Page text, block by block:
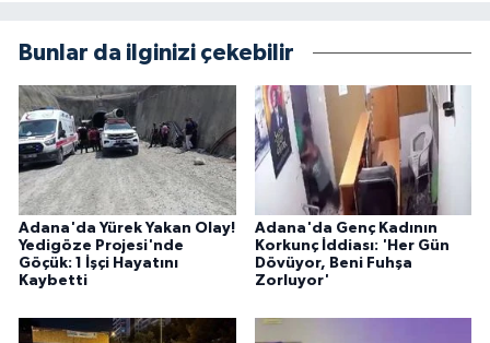
Bunlar da ilginizi çekebilir
Adana'da Yürek Yakan Olay!
Yedigöze Projesi'nde
Göçük: 1 İşçi Hayatını
Kaybetti
Adana'da Genç Kadının
Korkunç İddiası: 'Her Gün
Dövüyor, Beni Fuhşa
Zorluyor'